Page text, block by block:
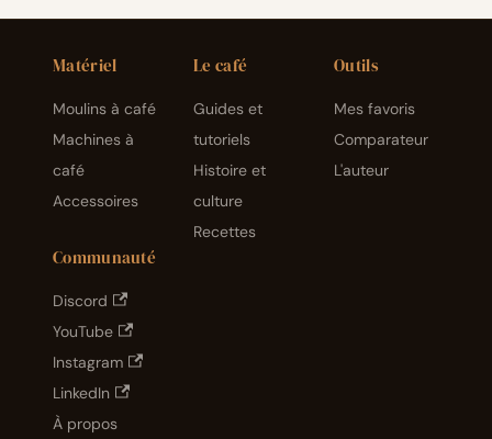
Matériel
Moulins à café
Machines à
café
Accessoires
Le café
Guides et
tutoriels
Histoire et
culture
Recettes
Outils
Mes favoris
Comparateur
L'auteur
Communauté
Discord
YouTube
Instagram
LinkedIn
À propos